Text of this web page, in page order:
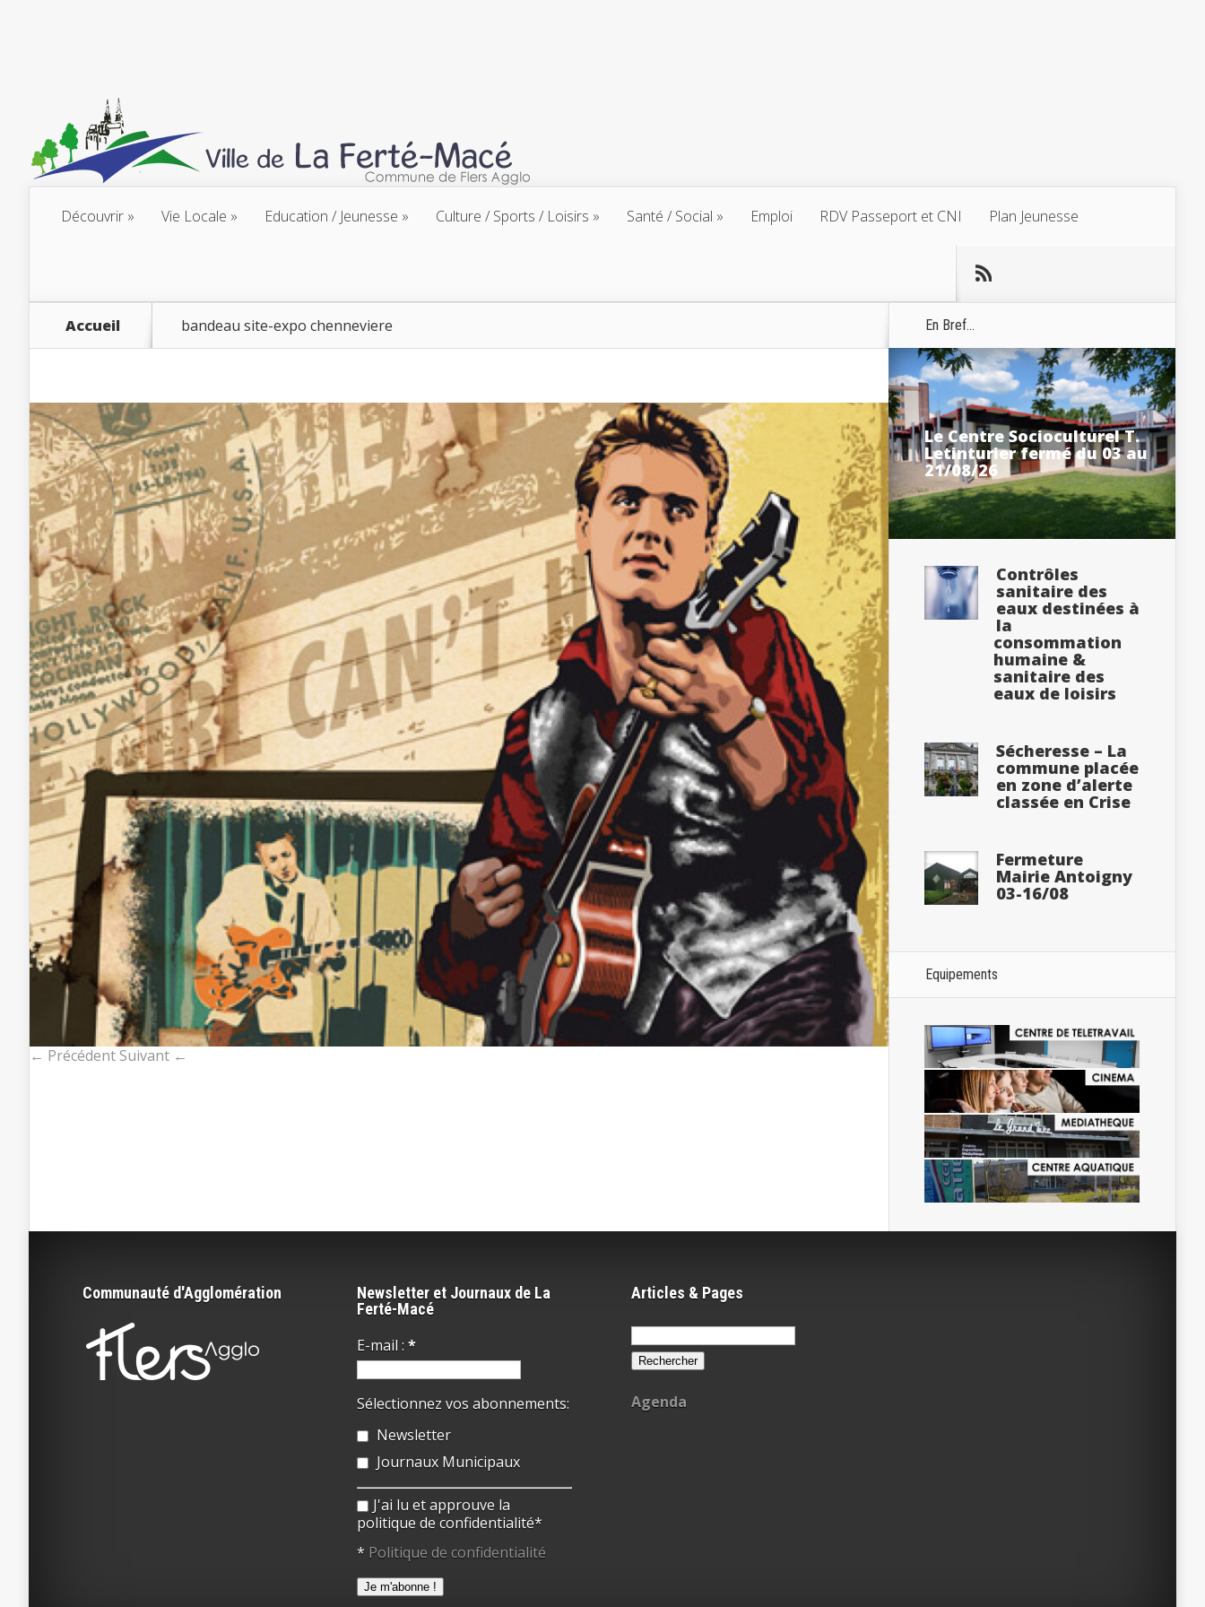
Découvrir Vie Locale Education / Jeunesse Culture / Sports / Loisirs Santé / Social Emploi RDV Passeport et CNI Plan Jeunesse
Accueil bandeau site-expo chenneviere
← Précédent Suivant ←
En Bref...
Le Centre Socioculturel T.
Letinturier fermé du 03 au
21/08/26
Contrôles
sanitaire des
eaux destinées à
la
consommation
humaine &
sanitaire des
eaux de loisirs
Sécheresse – La
commune placée
en zone d’alerte
classée en Crise
Fermeture
Mairie Antoigny
03-16/08
Equipements
Communauté d'Agglomération
Newsletter et Journaux de La
Ferté-Macé
E-mail : *
Sélectionnez vos abonnements:
Newsletter
Journaux Municipaux
J'ai lu et approuve la
politique de confidentialité*
* Politique de confidentialité
Articles & Pages
Rechercher :
Agenda